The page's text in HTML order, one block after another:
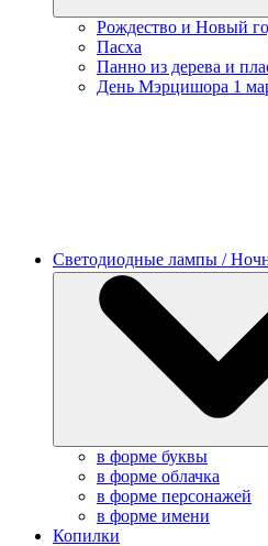
Рождество и Новый
Пасха
Панно из дерева и
День Мэрцишора 1
Светодиодные лампы /
в форме буквы
в форме облачка
в форме персонажей
в форме имени
Копилки